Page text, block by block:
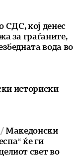
СДС, кој денес
за граѓаните,
вода во
историски
Македонски
ќе ги
свет во